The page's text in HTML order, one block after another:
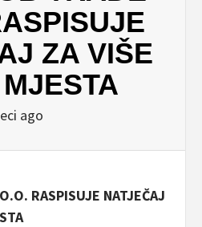
ZA VIŠE
ago
RASPISUJE NATJEČAJ